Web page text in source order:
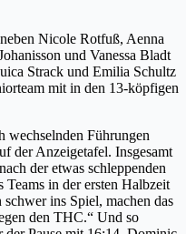
Nicole Rotfuß, Aenna
und Vanessa Bladt
Strack und Emilia Schultz
mit in den 13-köpfigen
wechselnden Führungen
der Anzeigetafel. Insgesamt
der etwas schleppenden
Teams in der ersten Halbzeit
ins Spiel, machen das
den THC.“ Und so